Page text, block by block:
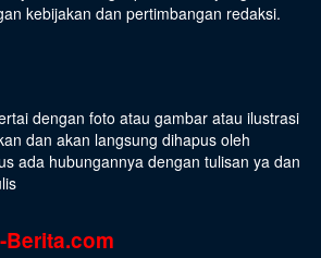
kebijakan dan pertimbangan redaksi.
dengan foto atau gambar atau ilustrasi
dan akan langsung dihapus oleh
ada hubungannya dengan tulisan ya dan